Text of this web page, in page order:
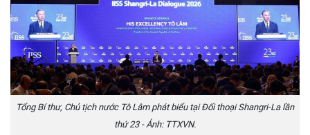
Tổng Bí thư, Chủ tịch nước Tô Lâm phát biểu tại Đối thoại Shangri-La lần
thứ 23 - Ảnh: TTXVN.